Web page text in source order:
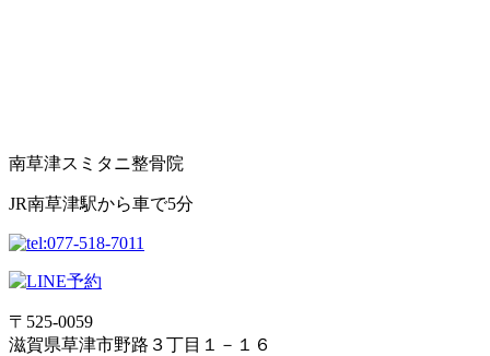
南草津スミタニ整骨院
JR南草津駅から車で5分
〒525-0059
滋賀県草津市野路３丁目１－１６